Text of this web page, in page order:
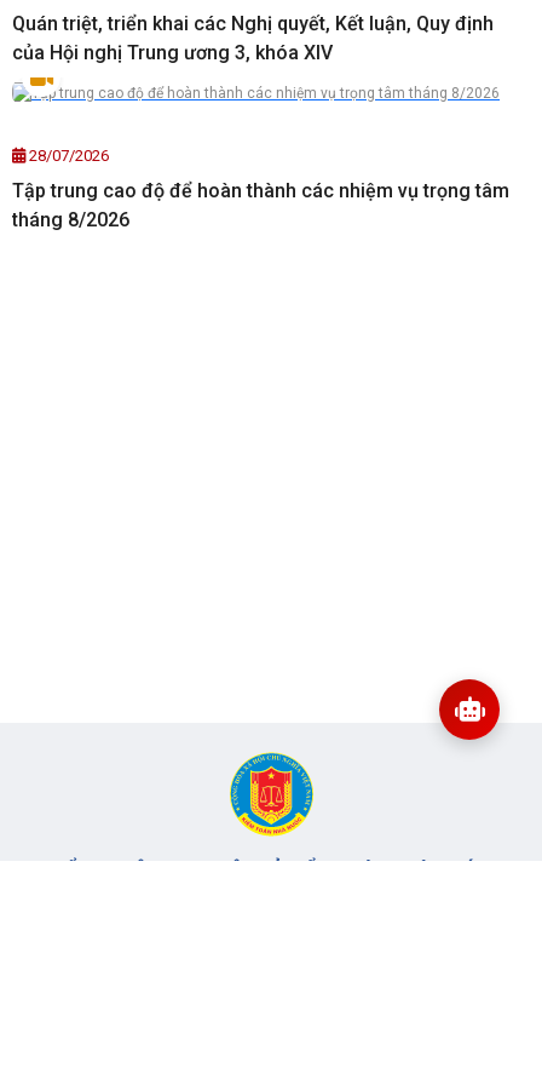
Quán triệt, triển khai các Nghị quyết, Kết luận, Quy định
của Hội nghị Trung ương 3, khóa XIV
28/07/2026
Tập trung cao độ để hoàn thành các nhiệm vụ trọng tâm
tháng 8/2026